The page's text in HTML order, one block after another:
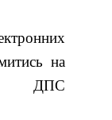
на
ДПС